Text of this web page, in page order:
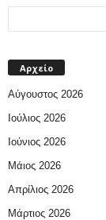
Αρχείο
Αύγουστος 2026
Ιούλιος 2026
Ιούνιος 2026
Μάιος 2026
Απρίλιος 2026
Μάρτιος 2026